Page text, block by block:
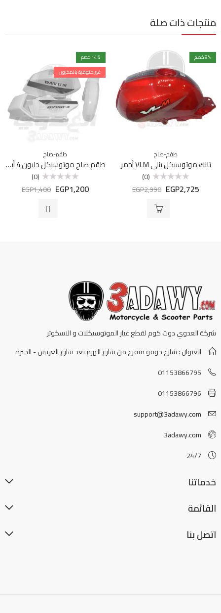
منتجات ذات صلة
9% خصم
طقم-صاج
تانك موتوسيكل بنلي VLM أحمر
التقييم
(0)
EGP2,725
EGP2,990
14% خصم
غير متوفرة بالمخزون
طقم-صاج
طقم صاج موتوسيكل دايون 4 أبيض
التقييم
(0)
EGP1,200
EGP1,400
شركة العدوي دوت كوم لقطع غيار الموتوسيكلات و الاسكوتر
العنوان : شارع خوفو متفرع من شارع الهرم بعد شارع العريش - الجيزة
01153866795
01153866796
support@3adawy.com
3adawy.com
24/7
خدماتنا
القائمة
اتصل بنا